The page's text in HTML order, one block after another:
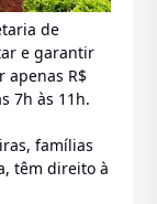
de
e garantir
apenas R$
7h às 11h.
famílias
têm direito à